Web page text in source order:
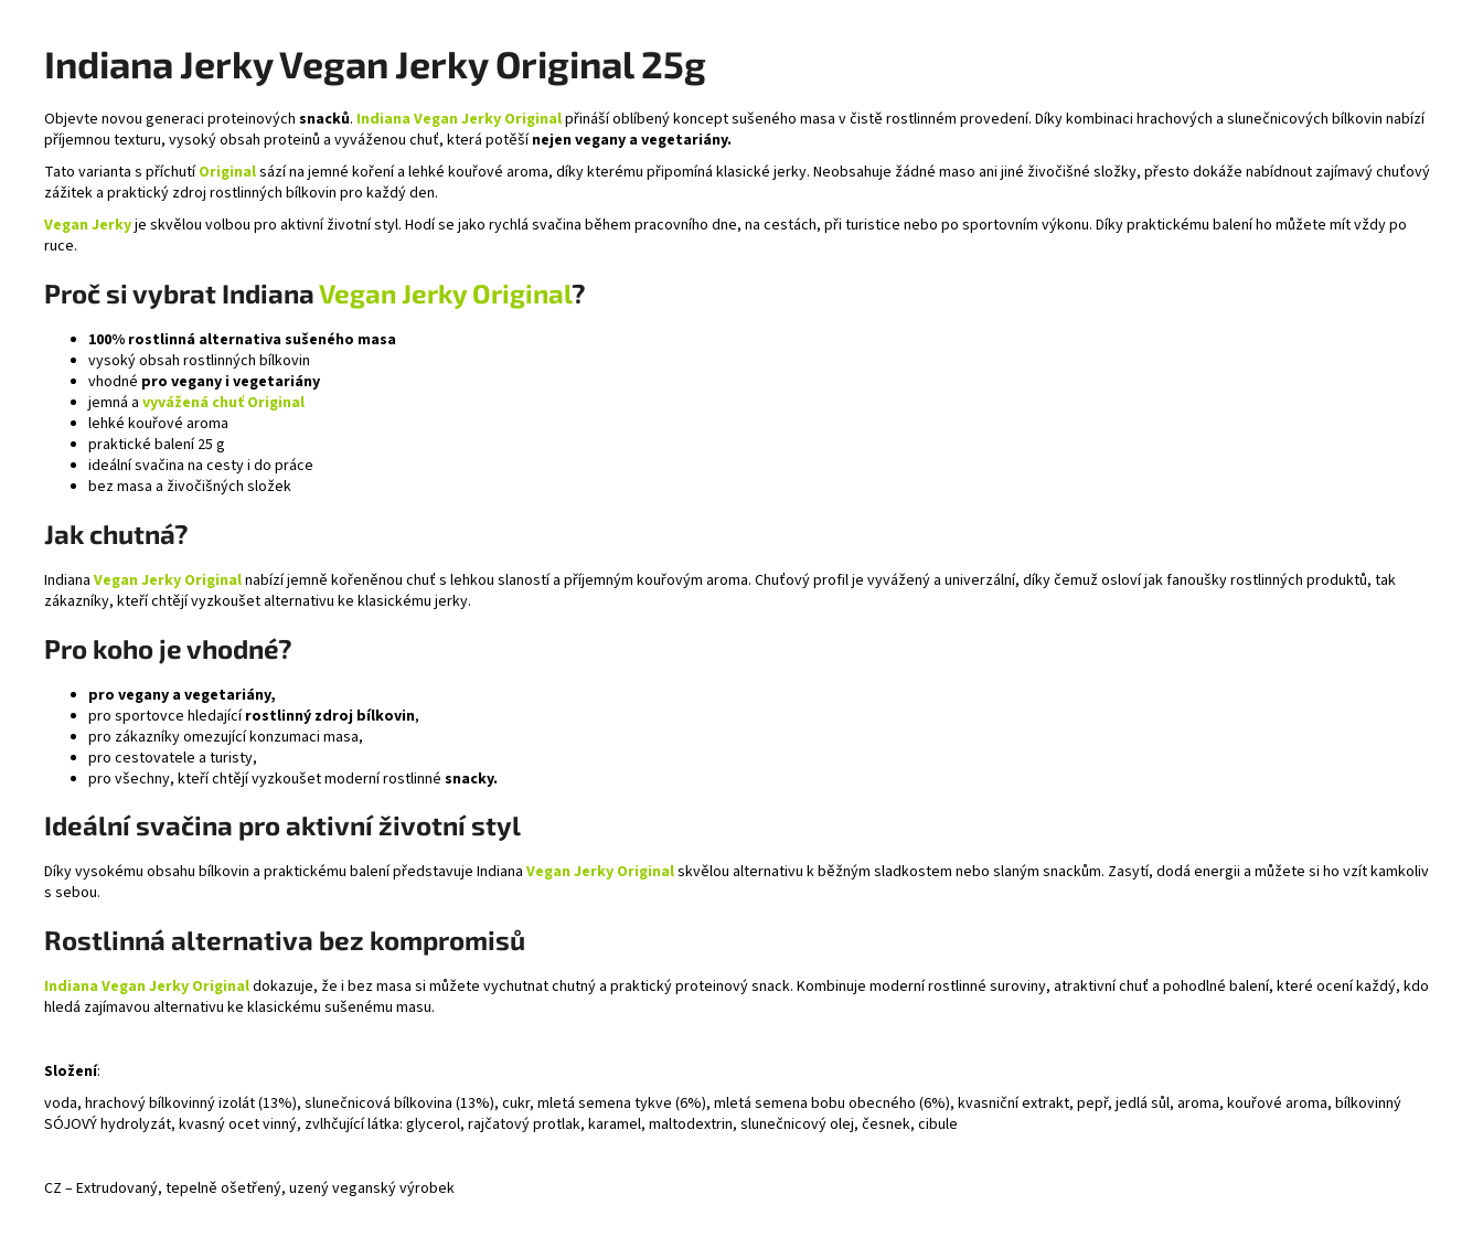
Indiana Jerky Vegan Jerky Original 25g
Objevte novou generaci proteinových snacků. Indiana Vegan Jerky Originalpřináší oblíbený koncept sušeného masa v čistě rostlinném provedení. Díky kombinaci hrachových a slunečnicových bílkovin nabízí
příjemnou texturu, vysoký obsah proteinů a vyváženou chuť, která potěšínejen vegany a vegetariány.
Tato varianta s příchutíOriginalsází na jemné koření a lehké kouřové aroma, díky kterému připomíná klasické jerky. Neobsahuje žádné maso ani jiné živočišné složky, přesto dokáže nabídnout zajímavý chuťový
zážitek a praktický zdroj rostlinných bílkovin pro každý den.
Vegan Jerkyje skvělou volbou pro aktivní životní styl. Hodí se jako rychlá svačina během pracovního dne, na cestách, při turistice nebo po sportovním výkonu. Díky praktickému balení ho můžete mít vždy po
ruce.
Proč si vybrat IndianaVegan Jerky Original?
100% rostlinná alternativa sušeného masa
vysoký obsah rostlinných bílkovin
vhodné pro vegany i vegetariány
jemná a vyvážená chuť Original
lehké kouřové aroma
praktické balení 25 g
ideální svačina na cesty i do práce
bez masa a živočišných složek
Jak chutná?
Indiana Vegan Jerky Originalnabízí jemně kořeněnou chuť s lehkou slaností a příjemným kouřovým aroma. Chuťový profil je vyvážený a univerzální, díky čemuž osloví jak fanoušky rostlinných produktů, tak
zákazníky, kteří chtějí vyzkoušet alternativu ke klasickému jerky.
Pro koho je vhodné?
pro vegany a vegetariány,
pro sportovce hledajícírostlinný zdroj bílkovin,
pro zákazníky omezující konzumaci masa,
pro cestovatele a turisty,
pro všechny, kteří chtějí vyzkoušet moderní rostlinné snacky.
Ideální svačina pro aktivní životní styl
Díky vysokému obsahu bílkovin a praktickému balení představuje Indiana Vegan Jerky Originalskvělou alternativu k běžným sladkostem nebo slaným snackům. Zasytí, dodá energii a můžete si ho vzít kamkoliv
s sebou.
Rostlinná alternativa bez kompromisů
Indiana Vegan Jerky Originaldokazuje, že i bez masa si můžete vychutnat chutný a praktický proteinový snack. Kombinuje moderní rostlinné suroviny, atraktivní chuť a pohodlné balení, které ocení každý, kdo
hledá zajímavou alternativu ke klasickému sušenému masu.
Složení:
voda, hrachový bílkovinný izolát (13%), slunečnicová bílkovina (13%), cukr, mletá semena tykve (6%), mletá semena bobu obecného (6%), kvasniční extrakt, pepř, jedlá sůl, aroma, kouřové aroma, bílkovinný
SÓJOVÝ hydrolyzát, kvasný ocet vinný, zvlhčující látka: glycerol, rajčatový protlak, karamel, maltodextrin, slunečnicový olej, česnek, cibule
CZ – Extrudovaný, tepelně ošetřený, uzený veganský výrobek